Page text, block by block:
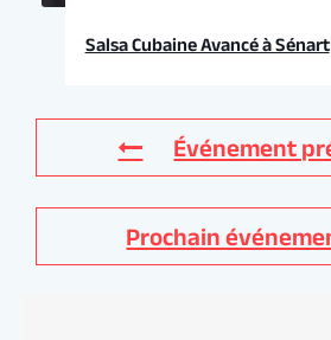
Salsa Cubaine Avancé à Sénart